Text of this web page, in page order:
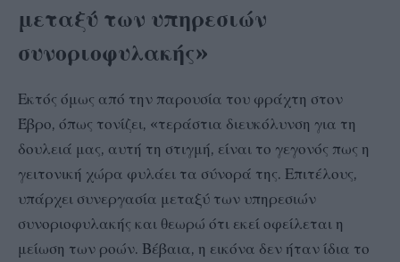
μεταξύ των υπηρεσιών
συνοριοφυλακής»
Εκτός όμως από την παρουσία του φράχτη στον
Έβρο, όπως τονίζει, «τεράστια διευκόλυνση για τη
δουλειά μας, αυτή τη στιγμή, είναι το γεγονός πως η
γειτονική χώρα φυλάει τα σύνορά της. Επιτέλους,
υπάρχει συνεργασία μεταξύ των υπηρεσιών
συνοριοφυλακής και θεωρώ ότι εκεί οφείλεται η
μείωση των ροών. Βέβαια, η εικόνα δεν ήταν ίδια το